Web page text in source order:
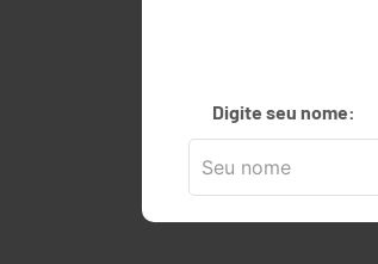
Digite seu nome: